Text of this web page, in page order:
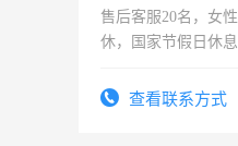
售后客服20名，女
休，国家节假日休息
查看联系方式